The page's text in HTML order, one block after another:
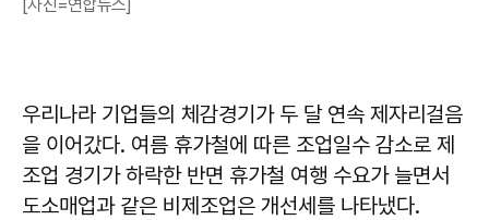
[사진=연합뉴스]
우리나라 기업들의 체감경기가 두 달 연속 제자리걸음
을 이어갔다. 여름 휴가철에 따른 ​조업일수 감소로 제
조업 경기가 하락한 반면 휴가철 여행 수요가 늘면서
도소매업과 같은 비제조업은 개선세를 나타냈다.